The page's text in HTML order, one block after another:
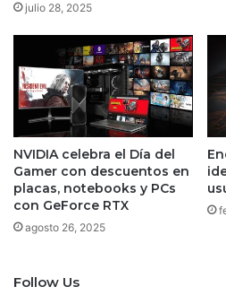
julio 28, 2025
NVIDIA celebra el Día del
Gamer con descuentos en
placas, notebooks y PCs
con GeForce RTX
agosto 26, 2025
Follow Us